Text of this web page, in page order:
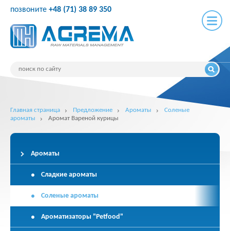
позвоните +48 (71) 38 89 350
Главная страница Предложение Ароматы
Соленые
ароматы
Аромат Вареной курицы
Ароматы
Сладкие ароматы
Соленые ароматы
Ароматизаторы "Petfood"